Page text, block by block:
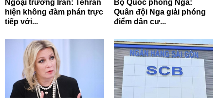
Ngoại trưởng Iran: Tehran
hiện không đàm phán trực
tiếp với...
Bộ Quốc phòng Nga:
Quân đội Nga giải phóng
điểm dân cư...